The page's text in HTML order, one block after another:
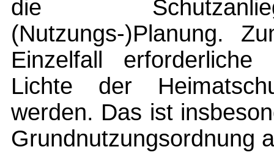
die
(Nutzungs-)Planung.
Einzelfall erforderliche
Lichte der
werden. Das ist
Grundnutzungsordnung